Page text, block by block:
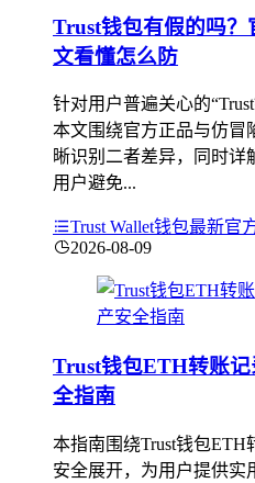
Trust钱包有假的吗？
文看懂怎么防
针对用户普遍关心的
本文围绕官方正品与仿冒
晰识别二者差异，同时详
用户避免...
Trust Wallet钱包最新官
2026-08-09
Trust钱包ETH转账
全指南
本指南围绕Trust钱包
安全展开，为用户提供实